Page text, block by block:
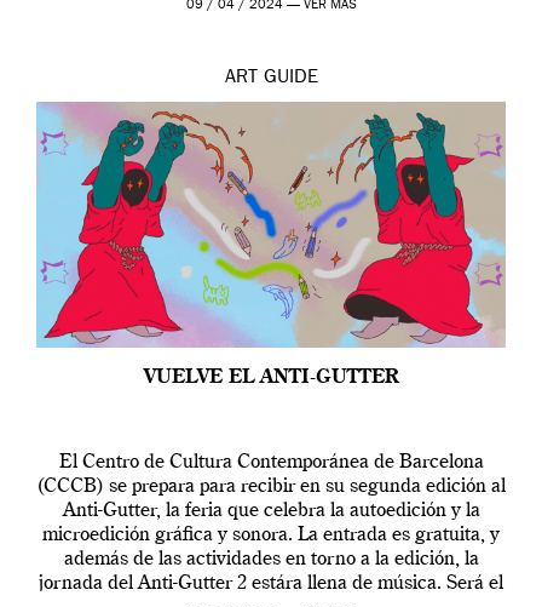
09 / 04 / 2024 — VER MÁS
ART GUIDE
VUELVE EL ANTI-GUTTER
El Centro de Cultura Contemporánea de Barcelona
(CCCB) se prepara para recibir en su segunda edición al
Anti-Gutter, la feria que celebra la autoedición y la
microedición gráfica y sonora. La entrada es gratuita, y
además de las actividades en torno a la edición, la
jornada del Anti-Gutter 2 estára llena de música. Será el